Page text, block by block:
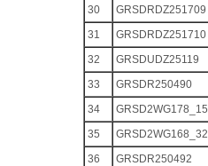
30
GRSDRDZ251709
31
GRSDRDZ251710
32
GRSDUDZ25119
33
GRSDR250490
34
GRSD2WG178_15
35
GRSD2WG168_32
36
GRSDR250492